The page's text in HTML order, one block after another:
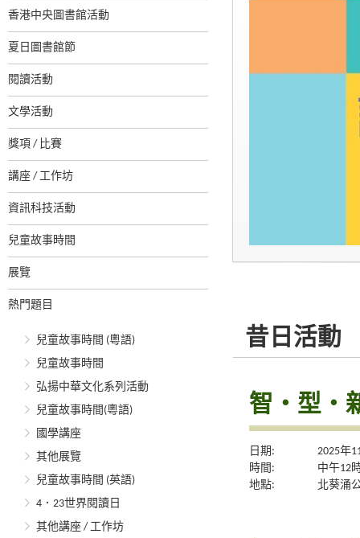
香港中央圖書館活動
夏日圖書館節
閱讀活動
文學活動
獎項 / 比賽
講座 / 工作坊
資訊科技活動
兒童故事時間
展覽
熱門題目
兒童故事時間 (粵語)
兒童故事時間
弘揚中華文化系列活動
兒童故事時間(粵語)
國學講座
其他展覽
兒童故事時間 (英語)
4．23世界閱讀日
其他講座 / 工作坊
昔日活動
智・型・
日期:
2025年
時間:
中午12
地點:
北葵涌